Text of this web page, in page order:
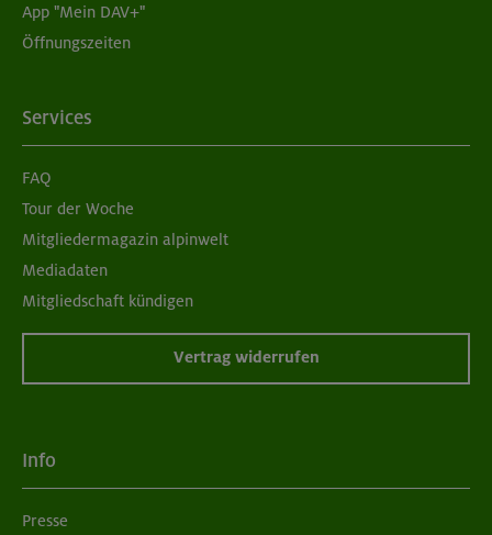
App "Mein DAV+"
Öffnungszeiten
Services
FAQ
Tour der Woche
Mitgliedermagazin alpinwelt
Mediadaten
Mitgliedschaft kündigen
Vertrag widerrufen
Info
Presse